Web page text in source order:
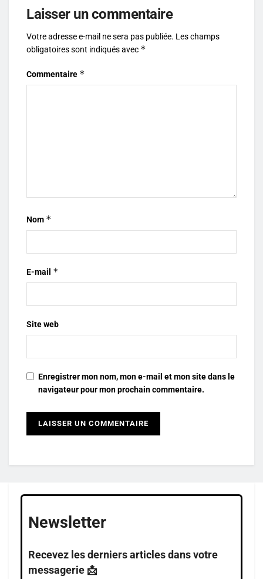
Laisser un commentaire
Votre adresse e-mail ne sera pas publiée. Les champs
obligatoires sont indiqués avec *
Commentaire *
Nom *
E-mail *
Site web
Enregistrer mon nom, mon e-mail et mon site dans le
navigateur pour mon prochain commentaire.
Newsletter
Recevez les derniers articles dans votre
messagerie 📩